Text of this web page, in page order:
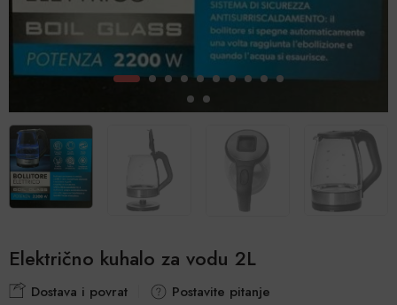
Električno kuhalo za vodu 2L
Dostava i povrat Postavite pitanje